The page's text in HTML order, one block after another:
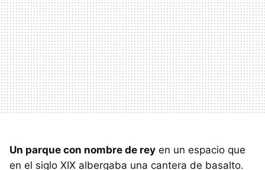
Un parque con nombre de rey en un espacio que
en el siglo XIX albergaba una cantera de basalto.